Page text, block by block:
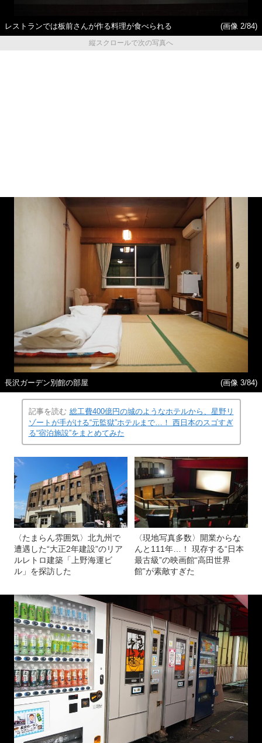
レストランでは板前さんが作る料理が食べられる
(画像 2/84)
縦スクロールで次の写真へ
長沢ガーデン別館の部屋 (画像 3/84)
記事を読む 総工費400億円の城のようなホテルから、星野リ
ゾートが手がける“元監獄”ホテルまで…！ 西日本のスゴすぎ
る“宿泊施設”をまとめてみた
〈たまらん雰囲気〉北九州で
遭遇した“大正2年建設”のリア
ルレトロ建築「上野海運ビ
ル」を探訪した
〈現地写真多数〉開業からな
んと111年…！ 現存する“日本
最古級”の映画館“高田世界
館”が素敵すぎた